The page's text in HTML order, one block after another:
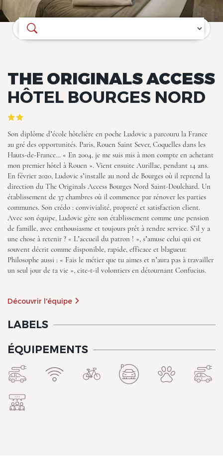
Où souhaitez-vous séjourner ?
THE ORIGINALS ACCESS
HÔTEL BOURGES NORD
Son diplôme d’école hôtelière en poche Ludovic a parcouru la France
au gré des opportunités. Paris, Rouen Saint Sever, Coquelles dans les
Hauts-de-France… « En 2004, je me suis mis à mon compte en achetant
mon premier hôtel à Rouen ». Vient ensuite Aurillac, pendant 14 ans.
En février 2020, Ludovic s’installe au nord de Bourges où il reprend la
direction du The Originals Access Bourges Nord Saint-Doulchard. Un
établissement de 37 chambres où il commence par rénover les parties
communes. Son crédo : convivialité, propreté et satisfaction client.
Avec son équipe, Ludovic gère son établissement comme une pension
de famille, avec enthousiasme et toujours prêt à rendre service. S’il y a
une chose à retenir ? « L’accueil du patron ! », s’amuse celui qui est
souvent décrit comme disponible, rapide, efficace et blagueur.
Philosophe aussi : « Fais le métier que tu aimes et n’aura pas à travailler
un seul jour de ta vie », cite-t-il volontiers en détournant Confucius.
Découvrir l'équipe
LABELS
ÉQUIPEMENTS
The Originals Access, Hôtel
Bourges Nord, Saint-
Doulchard
The Originals Access, Hôtel
Bourges Nord, Saint-
Doulchard
Bourges Nord, Saint-